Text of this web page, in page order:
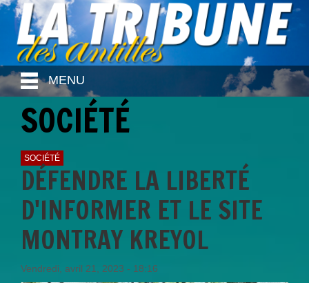
MENU
SOCIÉTÉ
SOCIÉTÉ
DÉFENDRE LA LIBERTÉ
D'INFORMER ET LE SITE
MONTRAY KREYOL
Vendredi, avril 21, 2023 - 18:16